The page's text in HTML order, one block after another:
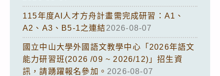
115年度AI人才方舟計畫需完成研習：A1、
A2、A3、B5-1之連結2026-08-07
國立中山大學外國語文教學中心「2026年語文
能力研習班(2026 /09 ~ 2026/12)」招生資
訊，請踴躍報名參加。 2026-08-07